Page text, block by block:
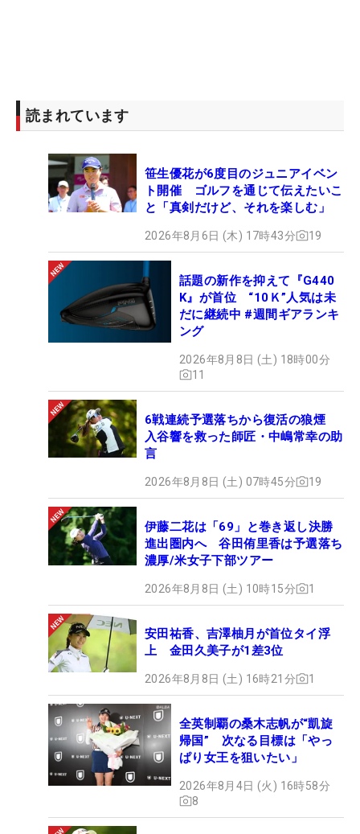
読まれています
笹生優花が6度目のジュニアイベン
ト開催 ゴルフを通じて伝えたいこ
と「真剣だけど、それを楽しむ」
2026年8月6日 (木) 17時43分 19
話題の新作を抑えて『G440
K』が首位 “10Ｋ”人気は未
だに継続中 #週間ギアランキ
ング
2026年8月8日 (土) 18時00分
11
6戦連続予選落ちから復活の狼煙
入谷響を救った師匠・中嶋常幸の助
言
2026年8月8日 (土) 07時45分 19
伊藤二花は「69」と巻き返し決勝
進出圏内へ 谷田侑里香は予選落ち
濃厚/米女子下部ツアー
2026年8月8日 (土) 10時15分 1
安田祐香、吉澤柚月が首位タイ浮
上 金田久美子が1差3位
2026年8月8日 (土) 16時21分 1
全英制覇の桑木志帆が“凱旋
帰国” 次なる目標は「やっ
ぱり女王を狙いたい」
2026年8月4日 (火) 16時58分
8